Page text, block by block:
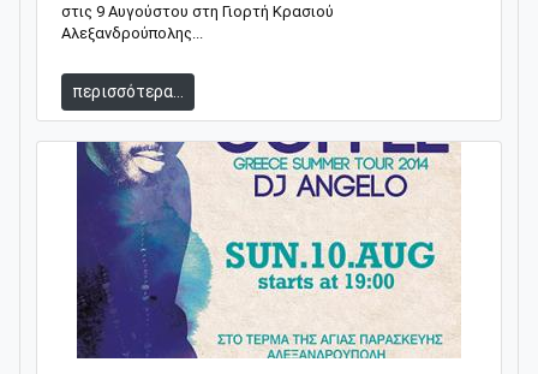
στις 9 Αυγούστου στη Γιορτή Κρασιού
Αλεξανδρούπολης...
περισσότερα...